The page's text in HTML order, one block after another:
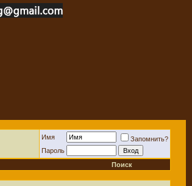
Имя
Запомнить?
Пароль
Поиск